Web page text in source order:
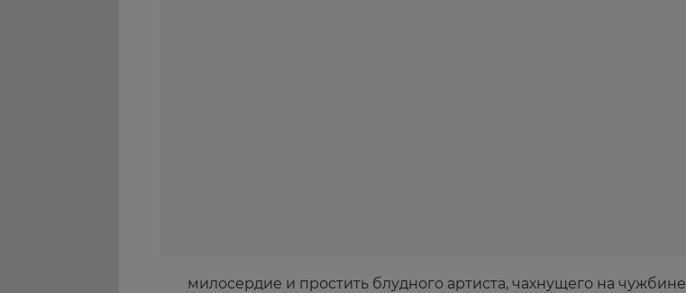
милосердие и простить блудного артиста, чахнущего на чужбине